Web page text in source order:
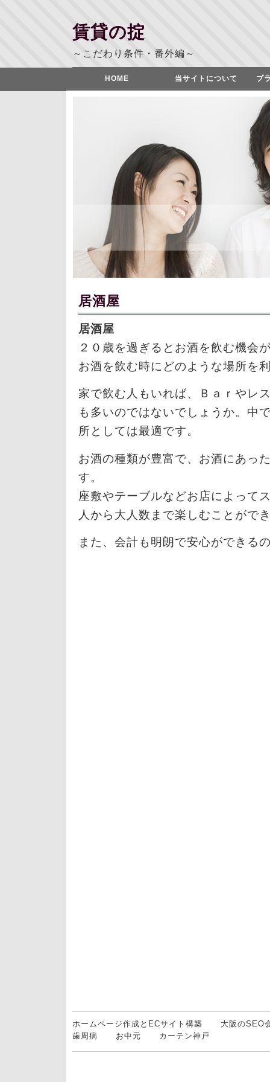
賃貸の掟
～こだわり条件・番外編～
HOME 当サイトについて プ
居酒屋
居酒屋
２０歳を過ぎるとお酒を飲む機会
お酒を飲む時にどのような場所を
家で飲む人もいれば、Ｂａｒやレ
も多いのではないでしょうか。中
所としては最適です。
お酒の種類が豊富で、お酒にあっ
す。
座敷やテーブルなどお店によって
人から大人数まで楽しむことがで
また、会計も明朗で安心ができる
ホームページ作成とECサイト構築
大阪のSEO
歯周病
お中元 カーテン神戸